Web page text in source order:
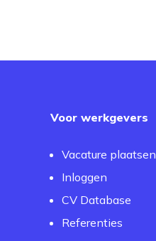
Voor werkgevers
Vacature plaatsen
Inloggen
CV Database
Referenties